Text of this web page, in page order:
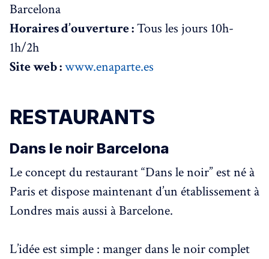
Barcelona
Horaires d’ouverture :Tous les jours 10h-
1h/2h
Site web :www.enaparte.es
RESTAURANTS
Dans le noir Barcelona
Le concept du restaurant “Dans le noir” est né à
Paris et dispose maintenant d’un établissement à
Londres mais aussi à Barcelone.
L’idée est simple : manger dans le noir complet